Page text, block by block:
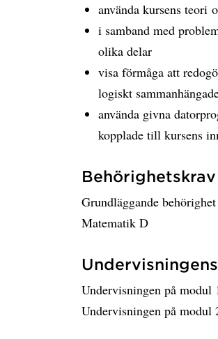
använda kursens teori
i samband med
olika delar
visa förmåga att
logiskt
använda givna
kopplade till kursens
Behörighetskrav
Grundläggande
Matematik D
Undervisningen på modul
Undervisningen på